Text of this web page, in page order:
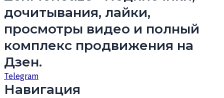
дочитывания, лайки,
просмотры видео и полный
комплекс продвижения на
Дзен.
Telegram
Навигация